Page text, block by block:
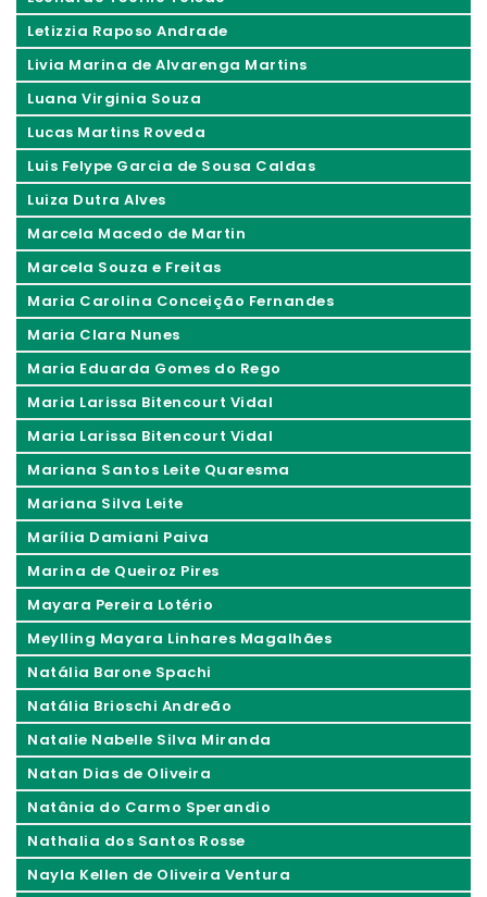
Letizzia Raposo Andrade
Livia Marina de Alvarenga Martins
Luana Virginia Souza
Lucas Martins Roveda
Luis Felype Garcia de Sousa Caldas
Luiza Dutra Alves
Marcela Macedo de Martin
Marcela Souza e Freitas
Maria Carolina Conceição Fernandes
Maria Clara Nunes
Maria Eduarda Gomes do Rego
Maria Larissa Bitencourt Vidal
Maria Larissa Bitencourt Vidal
Mariana Santos Leite Quaresma
Mariana Silva Leite
Marília Damiani Paiva
Marina de Queiroz Pires
Mayara Pereira Lotério
Meylling Mayara Linhares Magalhães
Natália Barone Spachi
Natália Brioschi Andreão
Natalie Nabelle Silva Miranda
Natan Dias de Oliveira
Natânia do Carmo Sperandio
Nathalia dos Santos Rosse
Nayla Kellen de Oliveira Ventura